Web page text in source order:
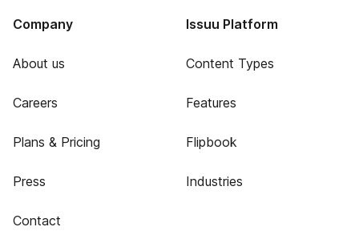
Company
About us
Careers
Plans & Pricing
Press
Contact
Issuu Platform
Content Types
Features
Flipbook
Industries